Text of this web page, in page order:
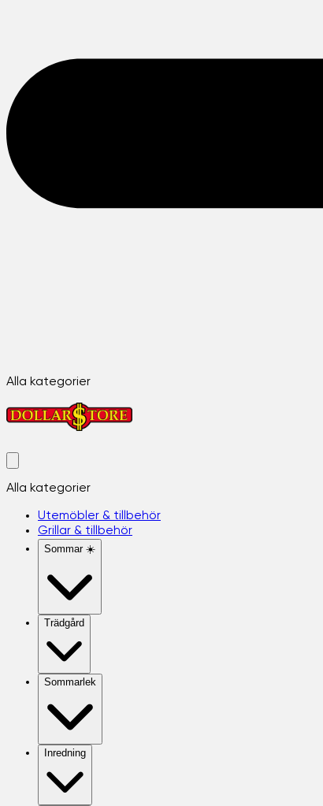
Alla kategorier
Alla kategorier
Utemöbler & tillbehör
Grillar & tillbehör
Sommar ☀️
Trädgård
Sommarlek
Inredning